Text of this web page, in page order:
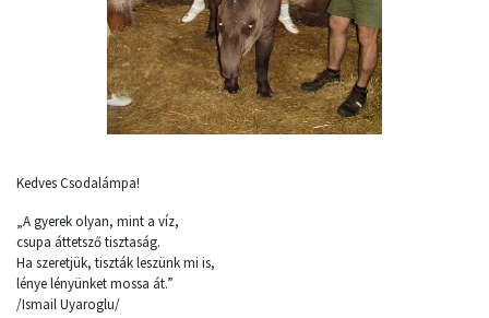
Kedves Csodalámpa!
„A gyerek olyan, mint a víz,
csupa áttetsző tisztaság.
Ha szeretjük, tiszták leszünk mi is,
lénye lényünket mossa át.”
/Ismail Uyaroglu/